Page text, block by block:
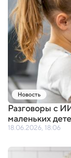
Новость
Разговоры с
маленьких
18.06.2026, 18:06